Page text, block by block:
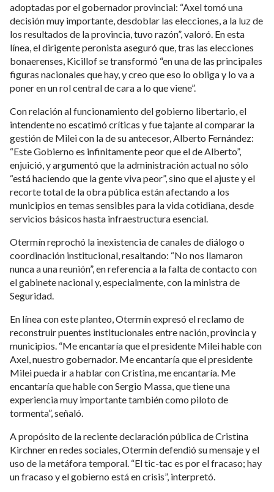
adoptadas por el gobernador provincial: “Axel tomó una
decisión muy importante, desdoblar las elecciones, a la luz de
los resultados de la provincia, tuvo razón”, valoró. En esta
línea, el dirigente peronista aseguró que, tras las elecciones
bonaerenses, Kicillof se transformó “en una de las principales
figuras nacionales que hay, y creo que eso lo obliga y lo va a
poner en un rol central de cara a lo que viene”.
Con relación al funcionamiento del gobierno libertario, el
intendente no escatimó críticas y fue tajante al comparar la
gestión de Milei con la de su antecesor, Alberto Fernández:
“Este Gobierno es infinitamente peor que el de Alberto”,
enjuició, y argumentó que la administración actual no sólo
“está haciendo que la gente viva peor”, sino que el ajuste y el
recorte total de la obra pública están afectando a los
municipios en temas sensibles para la vida cotidiana, desde
servicios básicos hasta infraestructura esencial.
Otermín reprochó la inexistencia de canales de diálogo o
coordinación institucional, resaltando: “No nos llamaron
nunca a una reunión”, en referencia a la falta de contacto con
el gabinete nacional y, especialmente, con la ministra de
Seguridad.
En línea con este planteo, Otermín expresó el reclamo de
reconstruir puentes institucionales entre nación, provincia y
municipios. “Me encantaría que el presidente Milei hable con
Axel, nuestro gobernador. Me encantaría que el presidente
Milei pueda ir a hablar con Cristina, me encantaría. Me
encantaría que hable con Sergio Massa, que tiene una
experiencia muy importante también como piloto de
tormenta”, señaló.
A propósito de la reciente declaración pública de Cristina
Kirchner en redes sociales, Otermín defendió su mensaje y el
uso de la metáfora temporal. “El tic-tac es por el fracaso; hay
un fracaso y el gobierno está en crisis”, interpretó.